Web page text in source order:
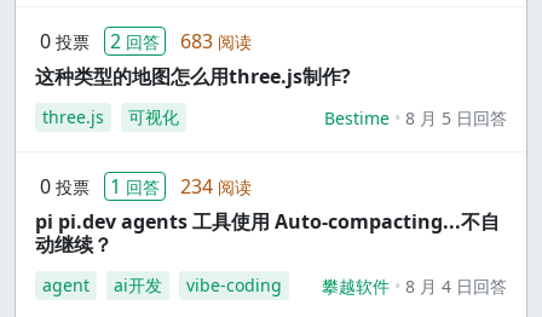
0 投票 2 回答 683 阅读
这种类型的地图怎么用three.js制作?
three.js 可视化 Bestime 8 月 5 日回答
0 投票 1 回答 234 阅读
pi pi.dev agents 工具使用 Auto-compacting...不自
动继续？
agent ai开发 vibe-coding 攀越软件 8 月 4 日回答